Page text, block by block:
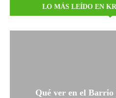
LO MÁS LEÍDO EN
Qué ver en el